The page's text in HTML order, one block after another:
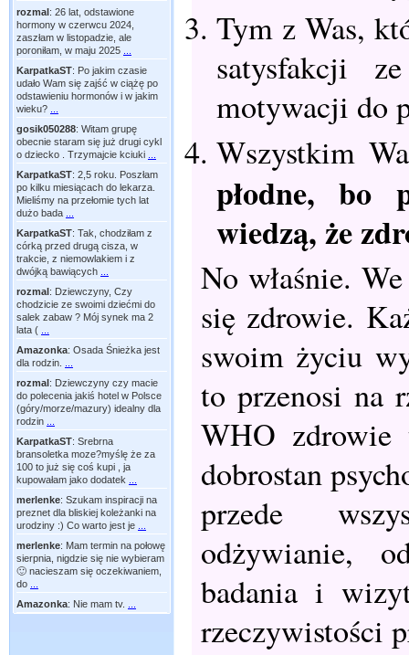
rozmal: 26 lat, odstawione
hormony w czerwcu 2024,
zaszłam w listopadzie, ale
poroniłam, w maju 2025
KarpatkaST: Po jakim czasie
udało Wam się zajść w ciążę po
odstawieniu hormonów i w jakim
wieku?
gosik050288: Witam grupę
obecnie staram się już drugi cykl
o dziecko . Trzymajcie kciuki
KarpatkaST: 2,5 roku. Poszłam
po kilku miesiącach do lekarza.
Mieliśmy na przełomie tych lat
dużo bada
KarpatkaST: Tak, chodziłam z
córką przed drugą cisza, w
trakcie, z niemowlakiem i z
dwójką bawiących
rozmal: Dziewczyny, Czy
chodzicie ze swoimi dziećmi do
salek zabaw ? Mój synek ma 2
lata (
Amazonka: Osada Śnieżka jest
dla rodzin.
rozmal: Dziewczyny czy macie
do polecenia jakiś hotel w Polsce
(góry/morze/mazury) idealny dla
rodzin
KarpatkaST: Srebrna
bransoletka moze?myślę że za
100 to już się coś kupi , ja
kupowałam jako dodatek
merlenke: Szukam inspiracji na
preznet dla bliskiej koleżanki na
urodziny :) Co warto jest je
merlenke: Mam termin na połowę
sierpnia, nigdzie się nie wybieram
🙂 nacieszam się oczekiwaniem,
do
Amazonka: Nie mam tv.
Tym z Was,
satysfakcji
motywacji do
Wszystkim
płodne, bo
wiedzą, że
No właśnie.
się zdrowie.
swoim życiu
to przenosi na
WHO zdrowie
dobrostan
przede
odżywianie,
badania i
rzeczywistości